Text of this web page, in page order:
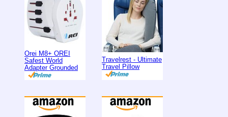
Orei M8+ OREI
Safest World
Adapter Grounded
Travelrest - Ultimate
Travel Pillow